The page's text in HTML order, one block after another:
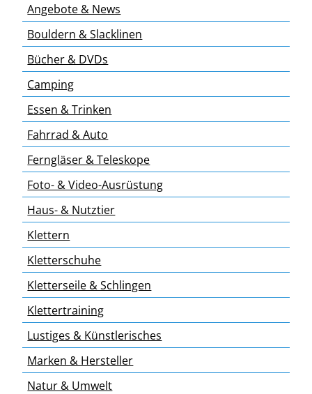
Angebote & News
Bouldern & Slacklinen
Bücher & DVDs
Camping
Essen & Trinken
Fahrrad & Auto
Ferngläser & Teleskope
Foto- & Video-Ausrüstung
Haus- & Nutztier
Klettern
Kletterschuhe
Kletterseile & Schlingen
Klettertraining
Lustiges & Künstlerisches
Marken & Hersteller
Natur & Umwelt